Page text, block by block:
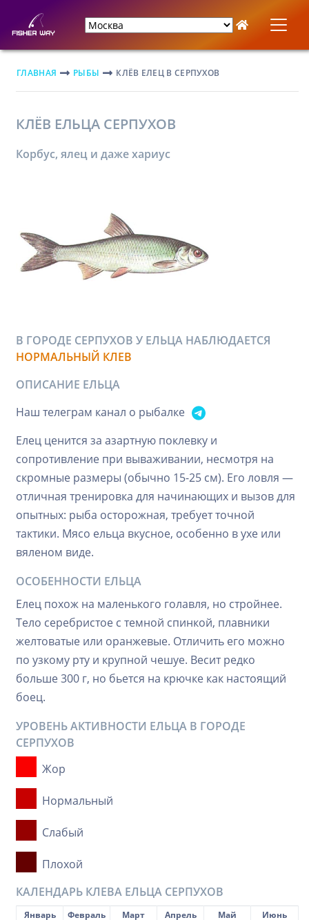
ГЛАВНАЯ РЫБЫ КЛЁВ ЕЛЕЦ В СЕРПУХОВ
КЛЁВ ЕЛЬЦА СЕРПУХОВ
Корбус, ялец и даже хариус
В ГОРОДЕ СЕРПУХОВ У ЕЛЬЦА НАБЛЮДАЕТСЯ
НОРМАЛЬНЫЙ КЛЕВ
ОПИСАНИЕ ЕЛЬЦА
Наш телеграм канал о рыбалке
Елец ценится за азартную поклевку и
сопротивление при вываживании, несмотря на
скромные размеры (обычно 15-25 см). Его ловля —
отличная тренировка для начинающих и вызов для
опытных: рыба осторожная, требует точной
тактики. Мясо ельца вкусное, особенно в ухе или
вяленом виде.
ОСОБЕННОСТИ ЕЛЬЦА
Елец похож на маленького голавля, но стройнее.
Тело серебристое с темной спинкой, плавники
желтоватые или оранжевые. Отличить его можно
по узкому рту и крупной чешуе. Весит редко
больше 300 г, но бьется на крючке как настоящий
боец.
УРОВЕНЬ АКТИВНОСТИ ЕЛЬЦА В ГОРОДЕ
СЕРПУХОВ
Жор
Нормальный
Слабый
Плохой
КАЛЕНДАРЬ КЛЕВА ЕЛЬЦА СЕРПУХОВ
Январь Февраль Март Апрель Май Июнь